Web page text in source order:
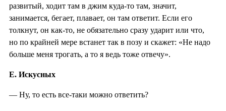
развитый, ходит там в джим куда-то там, значит,
занимается, бегает, плавает, он там ответит. Если его
толкнут, он как-то, не обязательно сразу ударит или что,
но по крайней мере встанет так в позу и скажет: «Не надо
больше меня трогать, а то я ведь тоже отвечу».
Е. Искусных
— Ну, то есть все-таки можно ответить?